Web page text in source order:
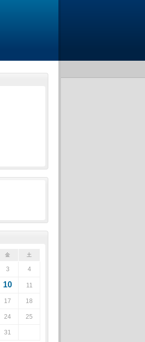
金 土
3 4
10 11
17 18
24 25
31